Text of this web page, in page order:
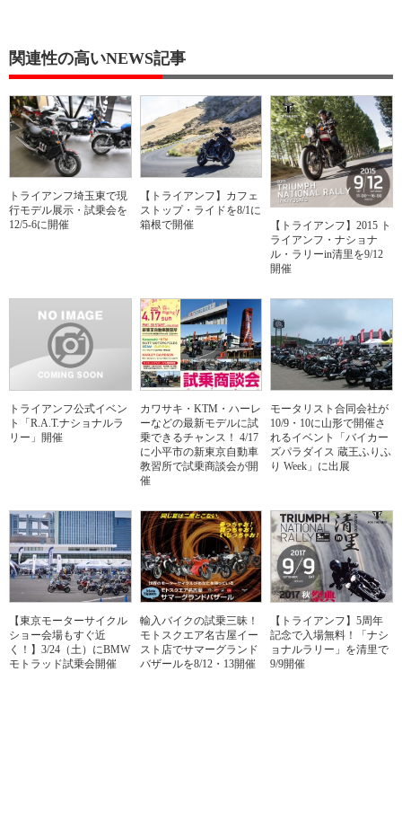
関連性の高いNEWS記事
トライアンフ埼玉東で現
行モデル展示・試乗会を
12/5-6に開催
【トライアンフ】カフェ
ストップ・ライドを8/1に
箱根で開催
【トライアンフ】2015 ト
ライアンフ・ナショナ
ル・ラリーin清里を9/12
開催
トライアンフ公式イベン
ト「R.A.T.ナショナルラ
リー」開催
カワサキ・KTM・ハーレ
ーなどの最新モデルに試
乗できるチャンス！ 4/17
に小平市の新東京自動車
教習所で試乗商談会が開
催
モータリスト合同会社が
10/9・10に山形で開催さ
れるイベント「バイカー
ズパラダイス 蔵王ふりふ
り Week」に出展
【東京モーターサイクル
ショー会場もすぐ近
く！】3/24（土）にBMW
モトラッド試乗会開催
輸入バイクの試乗三昧！
モトスクエア名古屋イー
スト店でサマーグランド
バザールを8/12・13開催
【トライアンフ】5周年
記念で入場無料！「ナシ
ョナルラリー」を清里で
9/9開催